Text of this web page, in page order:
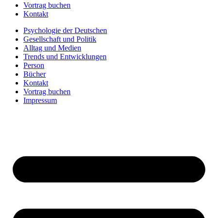
Vortrag buchen
Kontakt
Psychologie der Deutschen
Gesellschaft und Politik
Alltag und Medien
Trends und Entwicklungen
Person
Bücher
Kontakt
Vortrag buchen
Impressum